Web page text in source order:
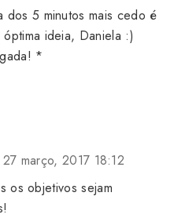
dos 5 minutos mais cedo é
óptima ideia, Daniela :)
*
27 março, 2017 18:12
os objetivos sejam